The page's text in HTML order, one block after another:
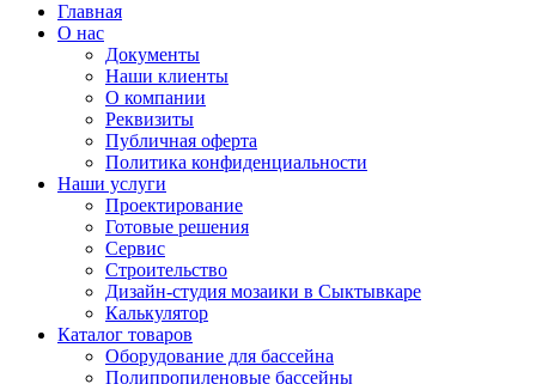
Главная
О нас
Документы
Наши клиенты
О компании
Реквизиты
Публичная оферта
Политика конфиденциальности
Наши услуги
Проектирование
Готовые решения
Сервис
Строительство
Дизайн-студия мозаики в Сыктывкаре
Калькулятор
Каталог товаров
Оборудование для бассейна
Полипропиленовые бассейны